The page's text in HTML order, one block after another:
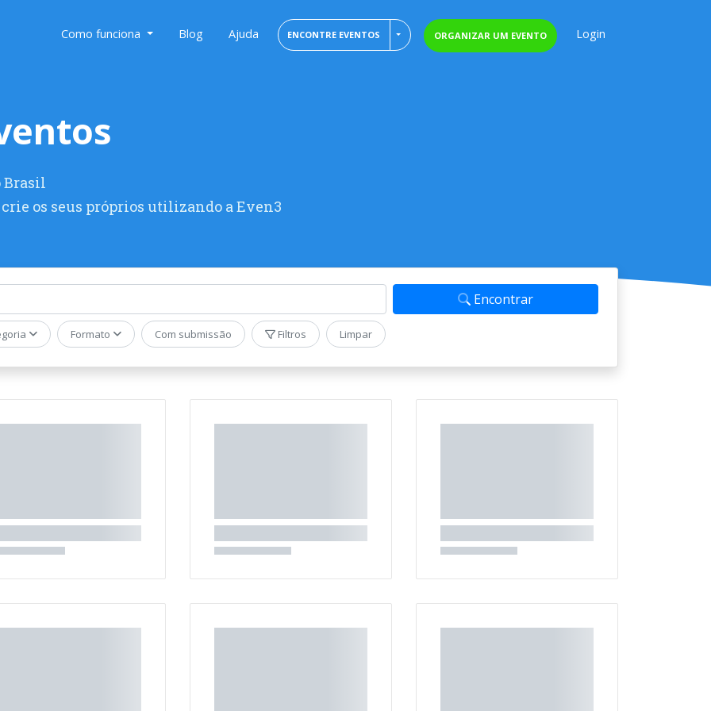
Como funciona Blog Ajuda ENCONTRE EVENTOS TOGGLE DROPDOWN
ORGANIZAR UM EVENTO Login
Brasil
os seus próprios utilizando a Even3
Encontrar
Formato Com submissão Filtros Limpar